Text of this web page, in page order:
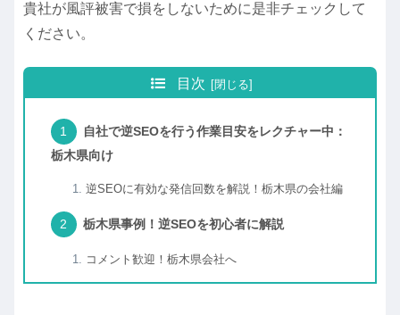
貴社が風評被害で損をしないために是非チェックして
ください。
目次
自社で逆SEOを行う作業目安をレクチャー中：
栃木県向け
逆SEOに有効な発信回数を解説！栃木県の会社編
栃木県事例！逆SEOを初心者に解説
コメント歓迎！栃木県会社へ